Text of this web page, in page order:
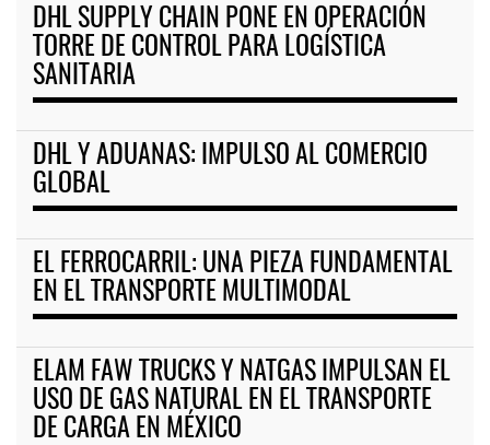
DHL SUPPLY CHAIN PONE EN OPERACIÓN
TORRE DE CONTROL PARA LOGÍSTICA
SANITARIA
DHL Y ADUANAS: IMPULSO AL COMERCIO
GLOBAL
EL FERROCARRIL: UNA PIEZA FUNDAMENTAL
EN EL TRANSPORTE MULTIMODAL
ELAM FAW TRUCKS Y NATGAS IMPULSAN EL
USO DE GAS NATURAL EN EL TRANSPORTE
DE CARGA EN MÉXICO